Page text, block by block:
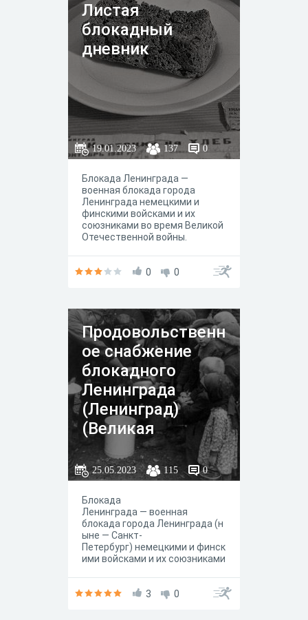
Листая
блокадный
дневник
19.01.2023 137 0
Блокада Ленинграда —
военная блокада города
Ленинграда немецкими и
финскими войсками и их
союзниками во время Великой
Отечественной войны.
0
0
Продовольственн
ое снабжение
блокадного
Ленинграда
(Ленинград)
(Великая
отечественная
война) (ужасные
годы войны)
25.05.2023 115 0
Блокада
Ленинграда — военная
блокада города Ленинграда (н
ыне — Санкт-
Петербург) немецкими и финск
ими войсками и их союзниками
3
0